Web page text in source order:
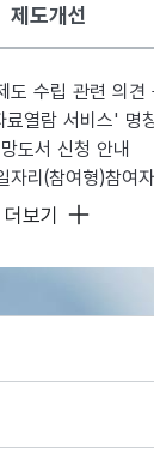
제도개선
도 수립 관련 의견
열람 서비스' 명
도서 신청 안내
리(참여형)참여
생각실현
더보기